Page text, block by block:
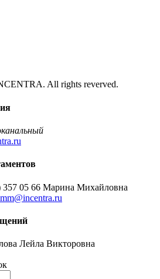
All rights reverved.
357 05 66 Марина Михайловна
Лейла Викторовна